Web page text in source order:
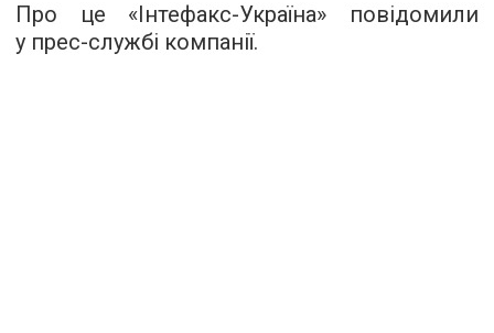
Про це «Інтефакс-Україна» повідомили
у прес-службі компанії.